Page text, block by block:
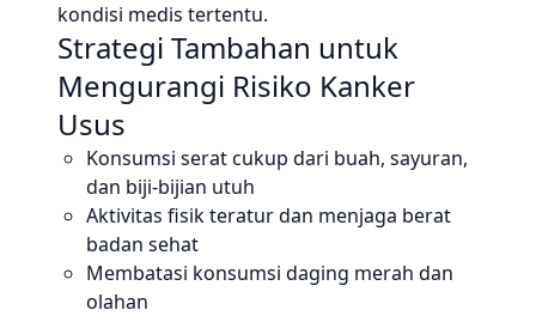
kondisi medis tertentu.
Strategi Tambahan untuk
Mengurangi Risiko Kanker
Usus
Konsumsi serat cukup dari buah, sayuran,
dan biji-bijian utuh
Aktivitas fisik teratur dan menjaga berat
badan sehat
Membatasi konsumsi daging merah dan
olahan